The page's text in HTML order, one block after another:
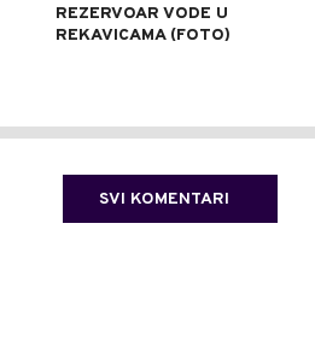
REZERVOAR VODE U
REKAVICAMA (FOTO)
SVI KOMENTARI